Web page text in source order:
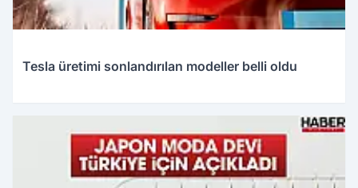
Tesla üretimi sonlandırılan modeller belli oldu